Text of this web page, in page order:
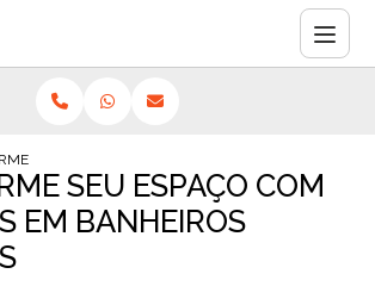
SEU ESPAÇO COM REFORMAS EM BANHEIROS
SEU ESPAÇO COM
EM BANHEIROS